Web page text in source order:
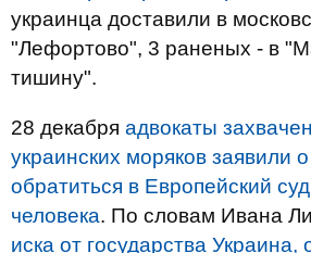
украинца доставили в
"Лефортово", 3 раненых - в
тишину".
28 декабря адвокаты
украинских моряков заявили
обратиться в Европейский
человека. По словам Ивана
иска от государства Украина,